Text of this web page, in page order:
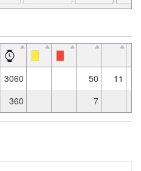
3060 50 11
360 7